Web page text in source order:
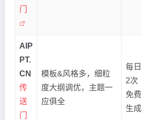
门
AIP
PT.
CN
传
送
门
模板&风格多，细粒
度大纲调优，主题一
应俱全
每日
2次
免费
生成